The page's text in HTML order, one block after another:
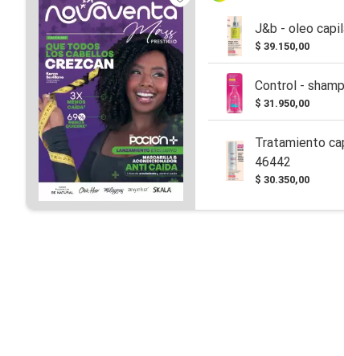
J&b - oleo
$ 39.150,00
Control -
$ 31.950,00
Tratamiento
46442
$ 30.350,00